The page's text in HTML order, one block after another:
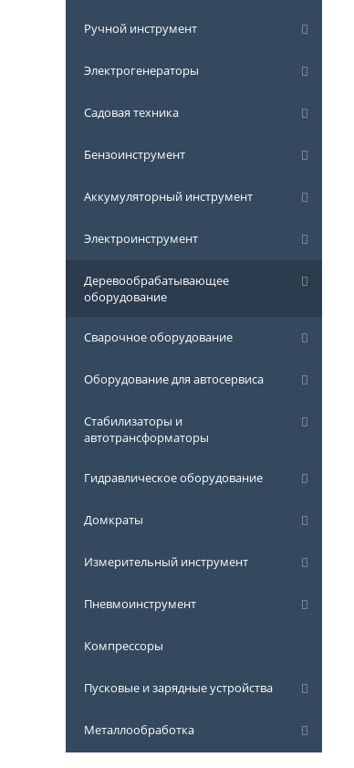
Ручной инструмент
Электрогенераторы
Садовая техника
Бензоинструмент
Аккумуляторный инструмент
Электроинструмент
Деревообрабатывающее
оборудование
Сварочное оборудование
Оборудование для автосервиса
Стабилизаторы и
автотрансформаторы
Гидравлическое оборудование
Домкраты
Измерительный инструмент
Пневмоинструмент
Компрессоры
Пусковые и зарядные устройства
Металлообработка